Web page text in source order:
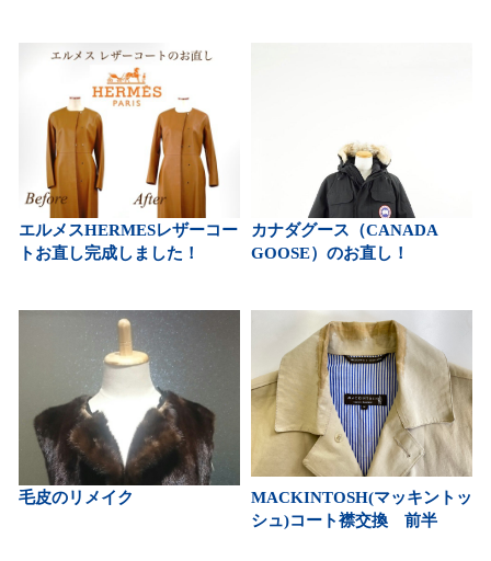
エルメスHERMESレザーコー
トお直し完成しました！
カナダグース（CANADA
GOOSE）のお直し！
毛皮のリメイク
MACKINTOSH(マッキントッ
シュ)コート襟交換 前半